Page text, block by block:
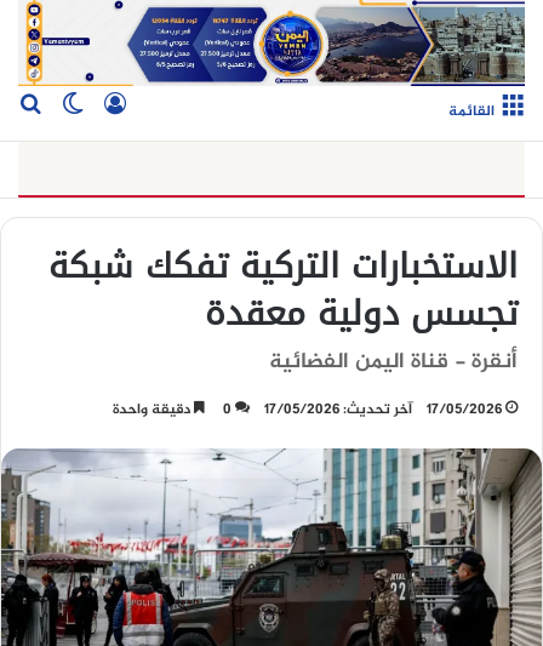
تسجيل القائمة
الاستخبارات التركية تفكك شبكة
تجسس دولية معقدة
أنقرة - قناة اليمن الفضائية
17/05/2026 آخر تحديث: 17/05/2026 0 دقيقة واحدة